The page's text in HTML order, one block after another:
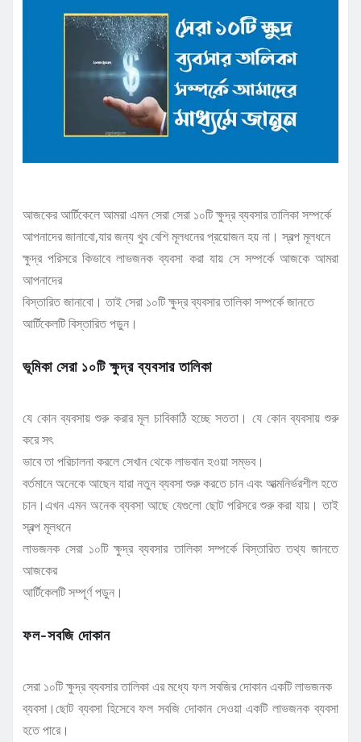
আজকের আর্টিকেলে আমরা এমন সেরা সেরা ১০টি ক্ষুদ্র ব্যবসার তালিকা সম্পর্কে
আপনাদের জানাবো,যার জন্য খুব বেশি মূলধনের প্রয়োজন হয় না। স্বল্প মূলধনে
ক্ষুদ্র পরিসরে কিভাবে লাভজনক ব্যবসা করা যায় সে সম্পর্কে আজকে আমরা
আপনাদের
বিস্তারিত জানাবো। তাই সেরা ১০টি ক্ষুদ্র ব্যবসার তালিকা সম্পর্কে জানতে
আর্টিকেলটি বিস্তারিত পড়ুন।
ভূমিকা সেরা ১০টি ক্ষুদ্র ব্যবসার তালিকা
যে কোন ব্যবসায় শুরু করার মূল চাবিকাঠি হচ্ছে সততা। যে কোন ব্যবসায় শুরু
করে সৎ
ভাবে তা পরিচালনা করলে সেখান থেকে লাভবান হওয়া সম্ভব।
বর্তমানে অনেকে আছেন যারা নতুন ব্যবসা শুরু করতে চান এবং আত্মনির্ভরশীল হতে
চান।এখন এমন অনেক ব্যবসা আছে যেগুলো ছোট পরিসরে শুরু করা যায়। তাই
স্বল্প মূলধনে
লাভজনক সেরা ১০টি ক্ষুদ্র ব্যবসার তালিকা সম্পর্কে বিস্তারিত তথ্য জানতে
আজকের
আর্টিকেলটি সম্পূর্ণ পড়ুন।
ফল-সবজি দোকান
সেরা ১০টি ক্ষুদ্র ব্যবসার তালিকা এর মধ্যে ফল সবজির দোকান একটি লাভজনক
ব্যবসা।ছোট ব্যবসা হিসেবে ফল সবজি দোকান দেওয়া একটি লাভজনক ব্যবসা
হতে পারে।